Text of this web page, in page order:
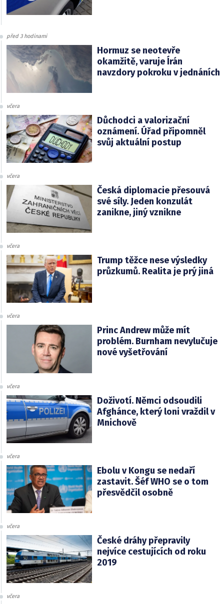
před 3 hodinami
Hormuz se neotevře
okamžitě, varuje Írán
navzdory pokroku v jednáních
včera
Důchodci a valorizační
oznámení. Úřad připomněl
svůj aktuální postup
včera
Česká diplomacie přesouvá
své síly. Jeden konzulát
zanikne, jiný vznikne
včera
Trump těžce nese výsledky
průzkumů. Realita je prý jiná
včera
Princ Andrew může mít
problém. Burnham nevylučuje
nové vyšetřování
včera
Doživotí. Němci odsoudili
Afghánce, který loni vraždil v
Mnichově
včera
Ebolu v Kongu se nedaří
zastavit. Šéf WHO se o tom
přesvědčil osobně
včera
České dráhy přepravily
nejvíce cestujících od roku
2019
včera